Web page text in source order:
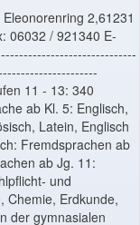
2,61231
06032 / 921340 E-
11 - 13: 340
ab Kl. 5: Englisch,
Latein, Englisch
Fremdsprachen ab
ab Jg. 11:
und
Chemie, Erdkunde,
der gymnasialen